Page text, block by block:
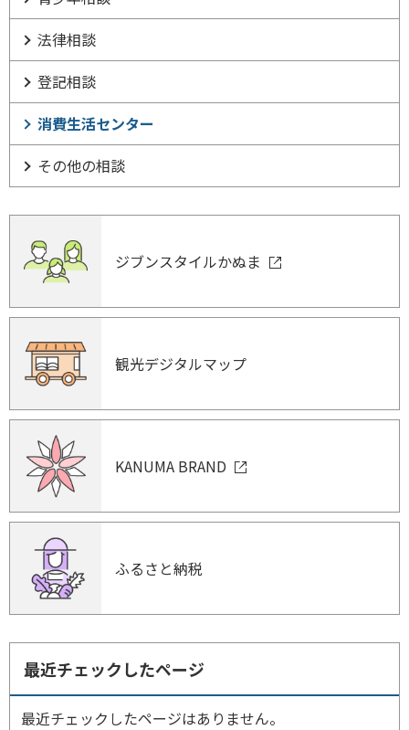
法律相談
登記相談
消費生活センター
その他の相談
ジブンスタイルかぬま
観光デジタルマップ
KANUMA BRAND
ふるさと納税
最近チェックしたページ
最近チェックしたページはありません。